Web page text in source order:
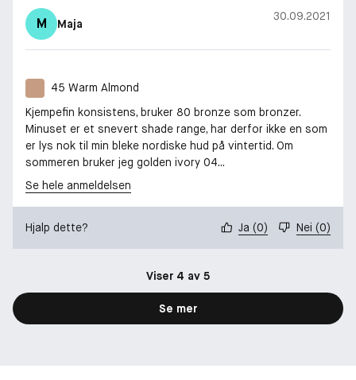
M Maja
30.09.2021
45 Warm Almond
Kjempefin konsistens, bruker 80 bronze som bronzer.
Minuset er et snevert shade range, har derfor ikke en som
er lys nok til min bleke nordiske hud på vintertid. Om
sommeren bruker jeg golden ivory 04...
Se hele anmeldelsen
Hjalp dette? Ja (0) Nei (0)
Viser 4 av 5
Se mer